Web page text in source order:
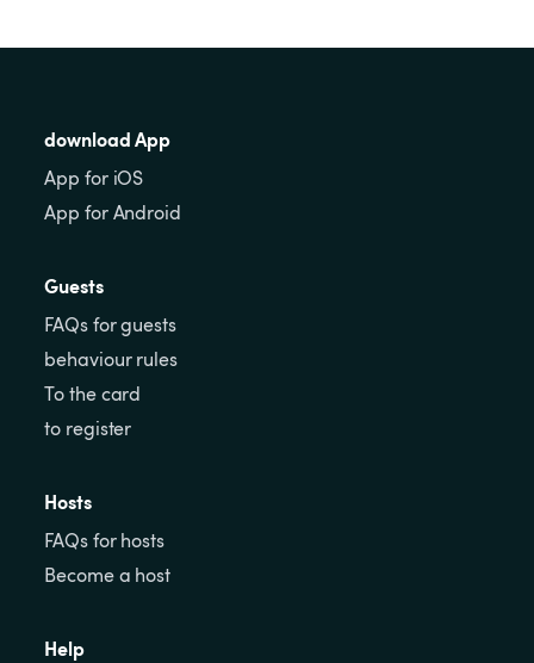
download App
App for iOS
App for Android
Guests
FAQs for guests
behaviour rules
To the card
to register
Hosts
FAQs for hosts
Become a host
Help